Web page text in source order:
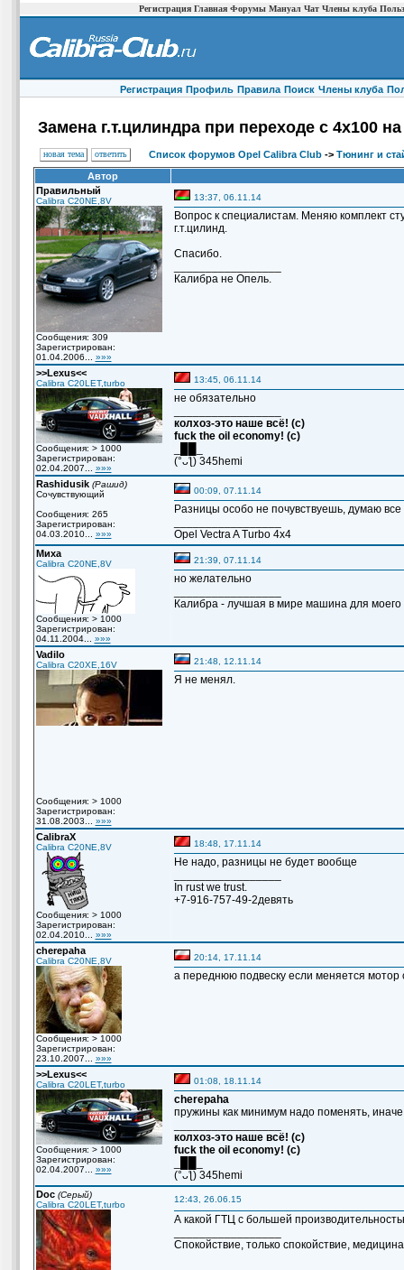
Регистрация Главная Форумы Мануал Чат Члены клуба
Регистрация Профиль Правила Поиск Члены клуба
Замена г.т.цилиндра при переходе с 4х100 на
новая тема ответить Список форумов Opel Calibra Club-> Тюнинг и
Автор
Правильный
Calibra C20NE,8V
Сообщения: 309
Зарегистрирован:
01.04.2006... »»»
13:37, 06.11.14
Вопрос к специалистам. Меняю комплект
г.т.цилинд.
Спасибо.
Калибра не Опель.
>>Lexus<<
Calibra C20LET,turbo
Сообщения: > 1000
Зарегистрирован:
02.04.2007... »»»
13:45, 06.11.14
не обязательно
колхоз-это наше всё! (с)
fuck the oil economy! (c)
(°ᴗƪ) 345hemi
Rashidusik (Рашид)
Сочувствующий
Сообщения: 265
Зарегистрирован:
04.03.2010... »»»
00:09, 07.11.14
Разницы особо не почувствуешь, думаю
Opel Vectra A Turbo 4x4
Миха
Calibra C20NE,8V
Сообщения: > 1000
Зарегистрирован:
04.11.2004... »»»
21:39, 07.11.14
но желательно
Калибра - лучшая в мире машина для моего
Vadilo
Calibra C20XE,16V
Сообщения: > 1000
Зарегистрирован:
31.08.2003... »»»
21:48, 12.11.14
Я не менял.
CalibraX
Calibra C20NE,8V
Сообщения: > 1000
Зарегистрирован:
02.04.2010... »»»
18:48, 17.11.14
Не надо, разницы не будет вообще
In rust we trust.
+7-916-757-49-2девять
cherepaha
Calibra C20NE,8V
Сообщения: > 1000
Зарегистрирован:
23.10.2007... »»»
20:14, 17.11.14
а переднюю подвеску если меняется мотор
>>Lexus<<
Calibra C20LET,turbo
Сообщения: > 1000
Зарегистрирован:
02.04.2007... »»»
01:08, 18.11.14
cherepaha
пружины как минимум надо поменять,
колхоз-это наше всё! (с)
fuck the oil economy! (c)
(°ᴗƪ) 345hemi
Doc (Серый)
Calibra C20LET,turbo
12:43, 26.06.15
А какой ГТЦ с большей
Спокойствие, только спокойствие,